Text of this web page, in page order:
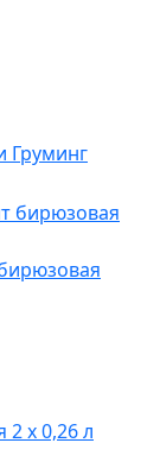
Груминг